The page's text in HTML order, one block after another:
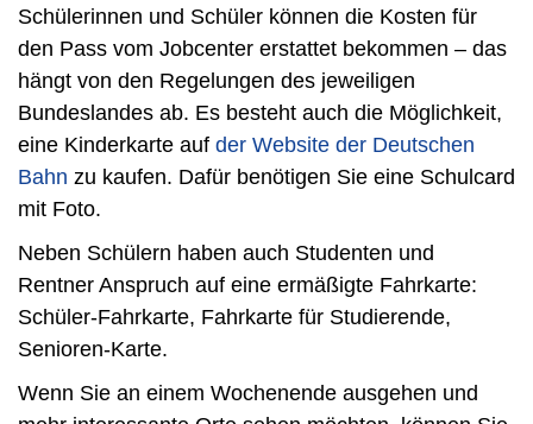
Schülerinnen und Schüler können die Kosten für
den Pass vom Jobcenter erstattet bekommen – das
hängt von den Regelungen des jeweiligen
Bundeslandes ab. Es besteht auch die Möglichkeit,
eine Kinderkarte auf der Website der Deutschen
Bahn zu kaufen. Dafür benötigen Sie eine Schulcard
mit Foto.
Neben Schülern haben auch Studenten und
Rentner Anspruch auf eine ermäßigte Fahrkarte:
Schüler-Fahrkarte, Fahrkarte für Studierende,
Senioren-Karte.
Wenn Sie an einem Wochenende ausgehen und